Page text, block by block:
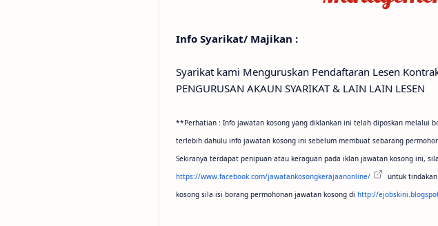
Info Syarikat/ Majikan :
Syarikat kami Menguruskan Pendaftaran Lesen
PENGURUSAN AKAUN SYARIKAT & LAIN LAIN LESEN
**Perhatian : Info jawatan kosong yang diklankan ini telah diposkan melalui
terlebih dahulu info jawatan kosong ini sebelum membuat sebarang
Sekiranya terdapat penipuan atau keraguan pada iklan jawatan kosong ini,
https://www.facebook.com/jawatankosongkerajaanonline/
untuk
kosong sila isi borang permohonan jawatan kosong di http://